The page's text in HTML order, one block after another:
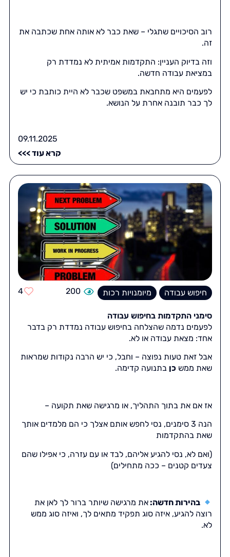
רוב הסיכויים שתגלי – שאת כבר לא אותה אחת שכתבה את
זה.
וזה בדיוק העניין: התקדמות אמיתית לא נמדדת רק
במציאת עבודה חדשה.
לפעמים היא מתחבאת במשפט שכבר לא היית כותבת כי יש
לך כבר תובנה אחרת על הנושא.
09.11.2025
קרא עוד >>>
חיפוש עבודה מיומנויות רכות 200
4
סימני התקדמות בחיפוש עבודה
לפעמים נדמה שהצלחה בחיפוש עבודה נמדדת רק בדבר
אחד: מצאת עבודה או לא.
אבל זאת טעות נפוצה – וחבל, כי יש הרבה נקודות שמראות
שאת ממשכן בתנועה קדימה.
אז אם את בתוך התהליך, או מרגישה שאת תקועה –
הנה 3 סימנים, נסי לחפש אותם אצלך כי הם מלמדים אותך
שאת בהתקדמות
(ואם לא, נסי להגיע אליהם, לבד או עם עזרה, כי אפילו שהם
צעדים קטנים – ככה מתחילים)
בהירות חדשה: את מרגישה שיותר ברור לך לאן את
רוצה להגיע, איזה סוג תפקיד מתאים לך, ואיזה סוג ממש
לא.